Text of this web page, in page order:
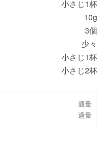
小さじ1杯
10g
3個
少々
小さじ1杯
小さじ2杯
適量
適量